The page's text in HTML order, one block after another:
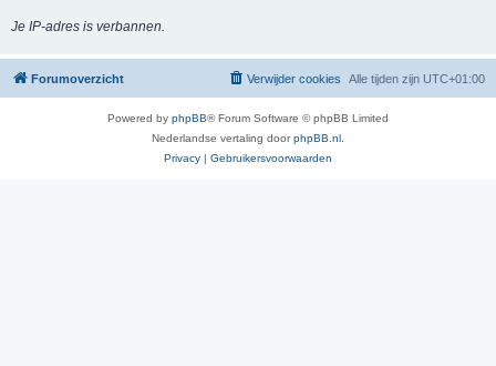
Je IP-adres is verbannen.
Forumoverzicht Alle tijden zijn UTC+01:00
Verwijder cookies
Powered by phpBB® Forum Software © phpBB Limited
Nederlandse vertaling doorphpBB.nl
Privacy | Gebruikersvoorwaarden